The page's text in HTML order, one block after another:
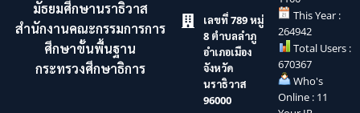
มัธยมศึกษานราธิวาส
สำนักงานคณะกรรมการการ
ศึกษาขั้นพื้นฐาน
กระทรวงศึกษาธิการ
เลขที่ 789 หมู่
8 ตำบลลำภู
อำเภอเมือง
จังหวัด
นราธิวาส
96000
This Year :
264942
Total Users :
670367
Who's
Online : 11